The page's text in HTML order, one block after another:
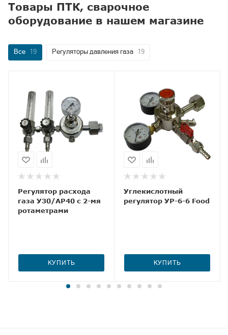
Товары ПТК, сварочное
оборудование в нашем магазине
Все 19 Регуляторы давления газа 19
Регулятор расхода
газа У30/АР40 с 2-мя
ротаметрами
КУПИТЬ
Углекислотный
регулятор УР-6-6 Food
КУПИТЬ